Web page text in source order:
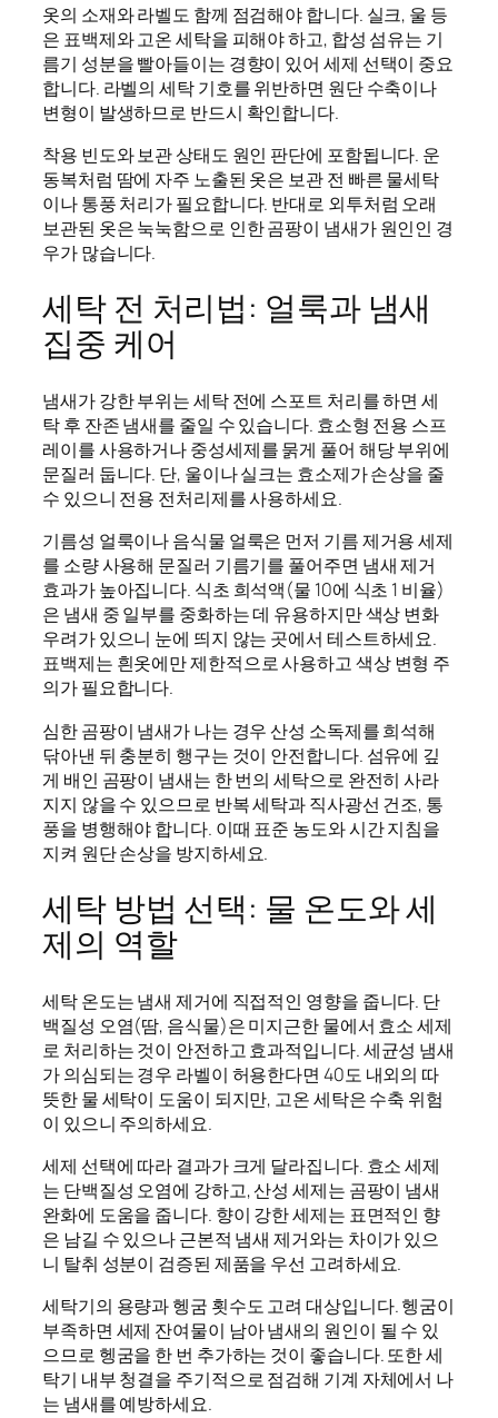
옷의 소재와 라벨도 함께 점검해야 합니다. 실크, 울 등
은 표백제와 고온 세탁을 피해야 하고, 합성 섬유는 기
름기 성분을 빨아들이는 경향이 있어 세제 선택이 중요
합니다. 라벨의 세탁 기호를 위반하면 원단 수축이나
변형이 발생하므로 반드시 확인합니다.
착용 빈도와 보관 상태도 원인 판단에 포함됩니다. 운
동복처럼 땀에 자주 노출된 옷은 보관 전 빠른 물세탁
이나 통풍 처리가 필요합니다. 반대로 외투처럼 오래
보관된 옷은 눅눅함으로 인한 곰팡이 냄새가 원인인 경
우가 많습니다.
세탁 전 처리법: 얼룩과 냄새
집중 케어
냄새가 강한 부위는 세탁 전에 스포트 처리를 하면 세
탁 후 잔존 냄새를 줄일 수 있습니다. 효소형 전용 스프
레이를 사용하거나 중성세제를 묽게 풀어 해당 부위에
문질러 둡니다. 단, 울이나 실크는 효소제가 손상을 줄
수 있으니 전용 전처리제를 사용하세요.
기름성 얼룩이나 음식물 얼룩은 먼저 기름 제거용 세제
를 소량 사용해 문질러 기름기를 풀어주면 냄새 제거
효과가 높아집니다. 식초 희석액(물 10에 식초 1 비율)
은 냄새 중 일부를 중화하는 데 유용하지만 색상 변화
우려가 있으니 눈에 띄지 않는 곳에서 테스트하세요.
표백제는 흰옷에만 제한적으로 사용하고 색상 변형 주
의가 필요합니다.
심한 곰팡이 냄새가 나는 경우 산성 소독제를 희석해
닦아낸 뒤 충분히 행구는 것이 안전합니다. 섬유에 깊
게 배인 곰팡이 냄새는 한 번의 세탁으로 완전히 사라
지지 않을 수 있으므로 반복 세탁과 직사광선 건조, 통
풍을 병행해야 합니다. 이때 표준 농도와 시간 지침을
지켜 원단 손상을 방지하세요.
세탁 방법 선택: 물 온도와 세
제의 역할
세탁 온도는 냄새 제거에 직접적인 영향을 줍니다. 단
백질성 오염(땀, 음식물)은 미지근한 물에서 효소 세제
로 처리하는 것이 안전하고 효과적입니다. 세균성 냄새
가 의심되는 경우 라벨이 허용한다면 40도 내외의 따
뜻한 물 세탁이 도움이 되지만, 고온 세탁은 수축 위험
이 있으니 주의하세요.
세제 선택에 따라 결과가 크게 달라집니다. 효소 세제
는 단백질성 오염에 강하고, 산성 세제는 곰팡이 냄새
완화에 도움을 줍니다. 향이 강한 세제는 표면적인 향
은 남길 수 있으나 근본적 냄새 제거와는 차이가 있으
니 탈취 성분이 검증된 제품을 우선 고려하세요.
세탁기의 용량과 헹굼 횟수도 고려 대상입니다. 헹굼이
부족하면 세제 잔여물이 남아 냄새의 원인이 될 수 있
으므로 헹굼을 한 번 추가하는 것이 좋습니다. 또한 세
탁기 내부 청결을 주기적으로 점검해 기계 자체에서 나
는 냄새를 예방하세요.